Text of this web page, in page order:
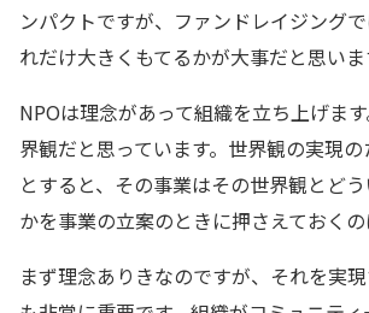
ンパクトですが、ファンドレイジング
れだけ大きくもてるかが大事だと思いま
NPOは理念があって組織を立ち上げま
界観だと思っています。世界観の実現
とすると、その事業はその世界観とど
かを事業の立案のときに押さえておくの
まず理念ありきなのですが、それを実